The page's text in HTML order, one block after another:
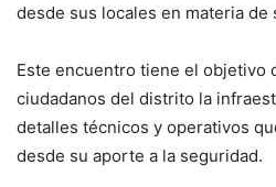
desde sus locales en materia de
Este encuentro tiene el objetivo
ciudadanos del distrito la
detalles técnicos y operativos
desde su aporte a la seguridad.